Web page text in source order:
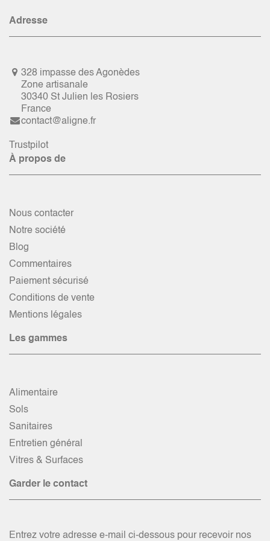
Adresse
328 impasse des Agonèdes
Zone artisanale
30340 St Julien les Rosiers
France
contact@aligne.fr
Trustpilot
À propos de
Nous contacter
Notre société
Blog
Commentaires
Paiement sécurisé
Conditions de vente
Mentions légales
Les gammes
Alimentaire
Sols
Sanitaires
Entretien général
Vitres & Surfaces
Garder le contact
Entrez votre adresse e-mail ci-dessous pour recevoir nos